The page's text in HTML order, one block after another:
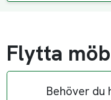
Flytta
Behöver du